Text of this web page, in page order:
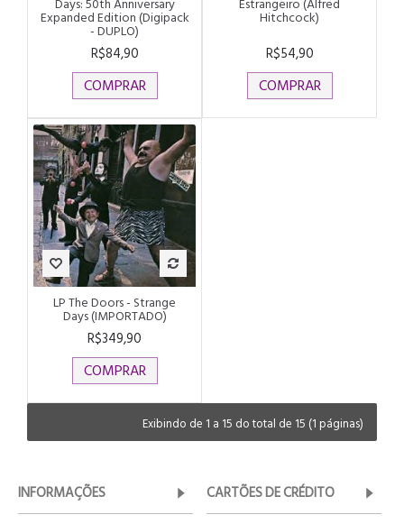
Expanded Edition (Digipack
- DUPLO)
R$84,90
COMPRAR
Hitchcock)
R$54,90
COMPRAR
LP The Doors - Strange
Days (IMPORTADO)
R$349,90
COMPRAR
Exibindo de 1 a 15 do total de 15 (1 páginas)
INFORMAÇÕES CARTÕES DE CRÉDITO